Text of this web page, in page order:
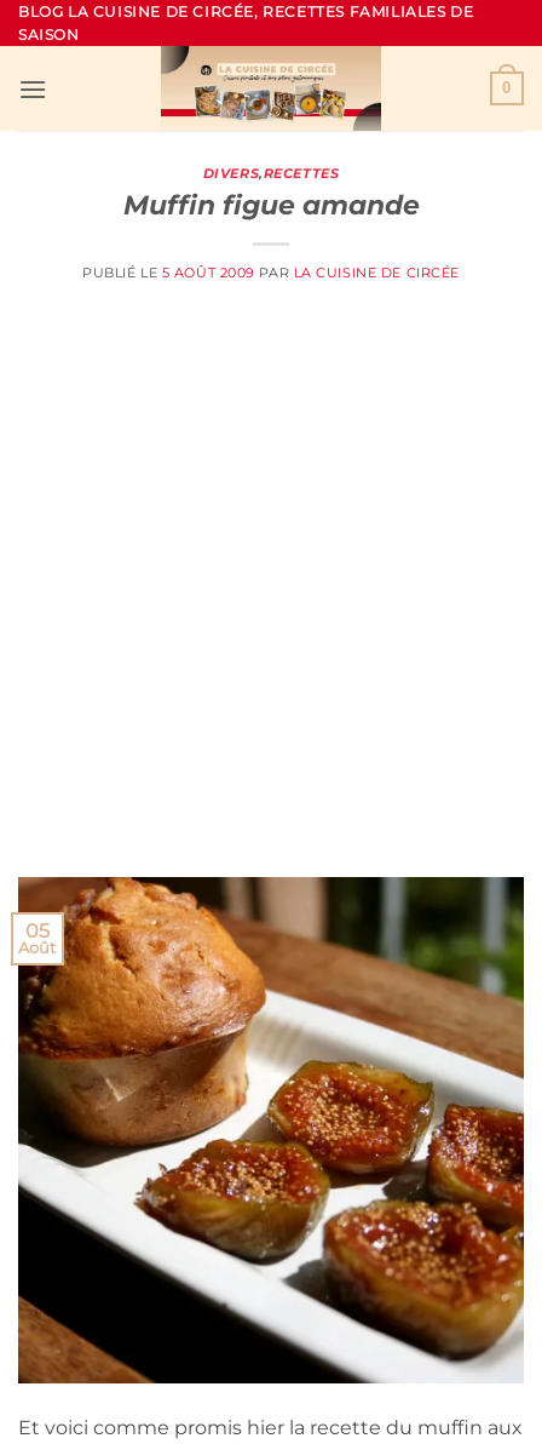
Passer
au
BLOG LA CUISINE DE CIRCÉE, RECETTES FAMILIALES DE
SAISON
0
DIVERS,RECETTES
Muffin figue amande
PUBLIÉ LE 5 AOÛT 2009 PAR LA CUISINE DE CIRCÉE
05
Août
Et voici comme promis hier la recette du muffin aux